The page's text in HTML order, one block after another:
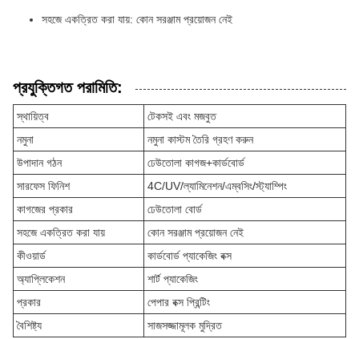
সহজে একত্রিত করা যায়: কোন সরঞ্জাম প্রয়োজন নেই
প্রযুক্তিগত পরামিতি:
স্থায়িত্ব
টেকসই এবং মজবুত
নমুনা
নমুনা কাস্টম তৈরি গ্রহণ করুন
উপাদান গঠন
ঢেউতোলা কাগজ+কার্ডবোর্ড
সারফেস ফিনিশ
4C/UV/ল্যামিনেশন/এম্বসিং/স্ট্যাম্পিং
কাগজের প্রকার
ঢেউতোলা বোর্ড
সহজে একত্রিত করা যায়
কোন সরঞ্জাম প্রয়োজন নেই
কীওয়ার্ড
কার্ডবোর্ড প্যাকেজিং বক্স
অ্যাপ্লিকেশন
শার্ট প্যাকেজিং
প্রকার
পেপার বক্স প্রিন্টিং
বৈশিষ্ট্য
সাজসজ্জামূলক মুদ্রিত